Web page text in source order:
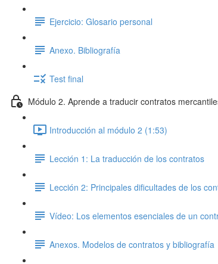
Ejercicio: Glosario personal
Anexo. Bibliografía
Test final
Módulo 2. Aprende a traducir contratos
Introducción al módulo 2 (1:53)
Lección 1: La traducción de los contratos
Lección 2: Principales dificultades de los
Vídeo: Los elementos esenciales de un
Anexos. Modelos de contratos y bibliografía